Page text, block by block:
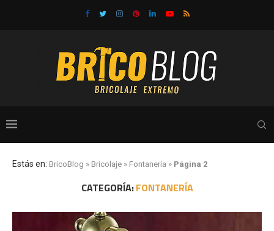
Estás en: BricoBlog » Bricolaje » Fontanería » Página 2
CATEGORÍA:FONTANERÍA